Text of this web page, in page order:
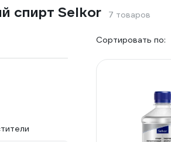
спирт Selkor 7 товаров
Сортировать по: